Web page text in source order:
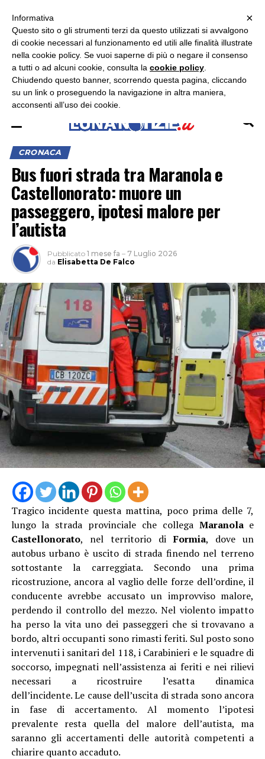
ASCOLTA RADIO LUNA
CRONACA
Bus fuori strada tra Maranola e
Castellonorato: muore un
passeggero, ipotesi malore per
l’autista
Pubblicato 1 mese fa – 7 Luglio 2026
da Elisabetta De Falco
Tragico incidente questa mattina, poco prima delle 7,
lungo la strada provinciale che collega Maranolae
Castellonorato, nel territorio diFormia, dove un
autobus urbano è uscito di strada finendo nel terreno
sottostante la carreggiata. Secondo una prima
ricostruzione, ancora al vaglio delle forze dell’ordine, il
conducente avrebbe accusato un improvviso malore,
perdendo il controllo del mezzo. Nel violento impatto
ha perso la vita uno dei passeggeri che si trovavano a
bordo, altri occupanti sono rimasti feriti. Sul posto sono
intervenuti i sanitari del 118, i Carabinieri e le squadre di
soccorso, impegnati nell’assistenza ai feriti e nei rilievi
necessari a ricostruire l’esatta dinamica
dell’incidente. Le cause dell’uscita di strada sono ancora
in fase di accertamento. Al momento l’ipotesi
prevalente resta quella del malore dell’autista, ma
saranno gli accertamenti delle autorità competenti a
chiarire quanto accaduto.
×
×
Informativa
Questo sito o gli strumenti terzi da questo utilizzati si avvalgono
di cookie necessari al funzionamento ed utili alle finalità illustrate
nella cookie policy. Se vuoi saperne di più o negare il consenso
a tutti o ad alcuni cookie, consulta la cookie policy
Chiudendo questo banner, scorrendo questa pagina, cliccando
su un link o proseguendo la navigazione in altra maniera,
acconsenti all’uso dei cookie.